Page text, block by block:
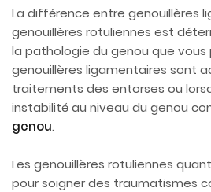
La différence entre genouillères
genouillères rotuliennes est
la pathologie du genou que vous
genouillères ligamentaires sont
traitements des entorses ou
instabilité au niveau du genou
genou.
Les genouillères rotuliennes
pour soigner des traumatismes